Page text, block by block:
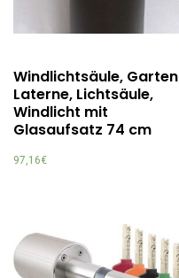
Windlichtsäule, Garten
Laterne, Lichtsäule,
Windlicht mit
Glasaufsatz 74 cm
97,16€